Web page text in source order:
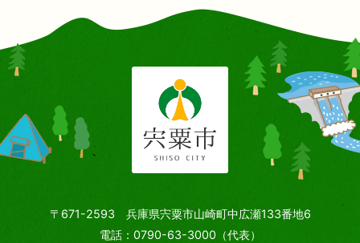
〒671-2593 兵庫県宍粟市山崎町中広瀬133番地6
電話：0790-63-3000（代表）